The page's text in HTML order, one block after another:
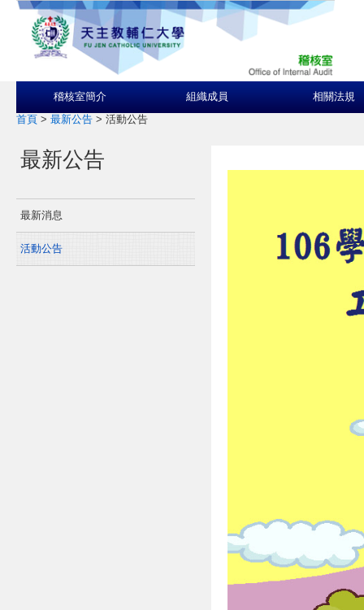
稽核室簡介 組織成員 相關法規
首頁 > 最新公告 > 活動公告
最新公告
最新消息
活動公告